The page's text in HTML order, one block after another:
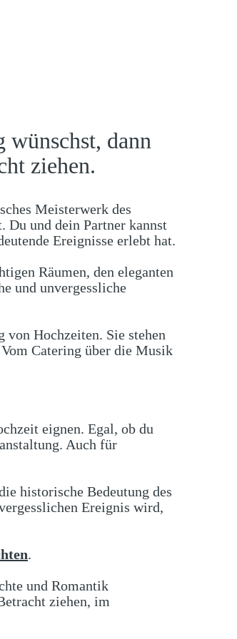
dann
ziehen.
Meisterwerk des
Du und dein Partner kannst
Ereignisse erlebt hat.
Räumen, den eleganten
und unvergessliche
Hochzeiten. Sie stehen
Catering über die Musik
eignen. Egal, ob du
Auch für
historische Bedeutung des
Ereignis wird,
.
und Romantik
ziehen, im